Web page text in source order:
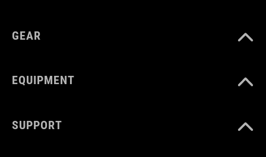
GEAR
EQUIPMENT
SUPPORT